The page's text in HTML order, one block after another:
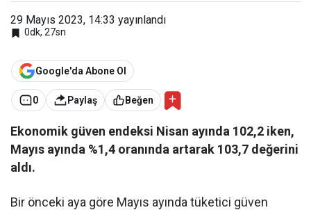
29 Mayıs 2023, 14:33 yayınlandı
0dk, 27sn
Google'da Abone Ol
0 Paylaş Beğen
Ekonomik güven endeksi Nisan ayında 102,2 iken,
Mayıs ayında %1,4 oranında artarak 103,7 değerini
aldı.
Bir önceki aya göre Mayıs ayında tüketici güven